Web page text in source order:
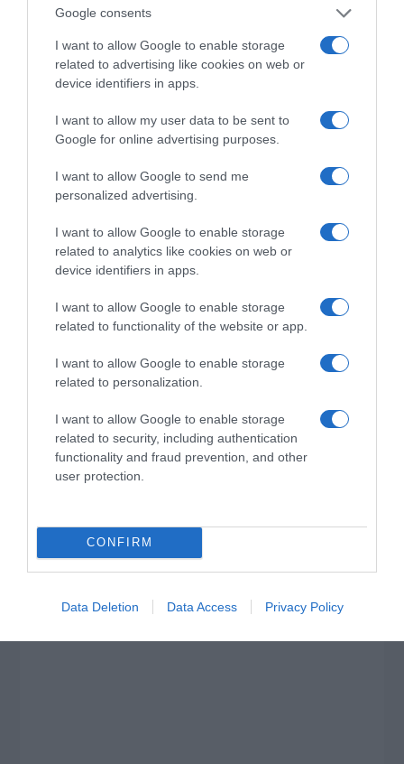
Google consents
I want to allow Google to enable storage
related to advertising like cookies on web or
device identifiers in apps.
I want to allow my user data to be sent to
Google for online advertising purposes.
I want to allow Google to send me
personalized advertising.
I want to allow Google to enable storage
related to analytics like cookies on web or
device identifiers in apps.
I want to allow Google to enable storage
related to functionality of the website or app.
I want to allow Google to enable storage
related to personalization.
I want to allow Google to enable storage
related to security, including authentication
functionality and fraud prevention, and other
user protection.
CONFIRM
Data Deletion Data Access Privacy Policy
ΕΠΟΜΕΝΟ ΜΙΑ ΚΑΥΤΗ ΠΑΤΑΤΑ»
Παύλος Μαρινάκης, ανοίγει τα
χαρτιά του στις «Τυπολογίες»
σε ένα vidcast που μιλάει για
Ενημέρωσης. Σε μια εφ’ όλης της ύλης
συνέντευξη στον Βασίλη Κουφόπουλο, αναλύει
το χρονοδιάγραμμα για τις περιφερειακές και
ραδιοφωνικές άδειες, το πακέτο στήριξης των 80
εκατομμυρίων ευρώ για τον Τύπο, αλλά και την
πρωτοβουλία για την άρση της ανωνυμίας στο